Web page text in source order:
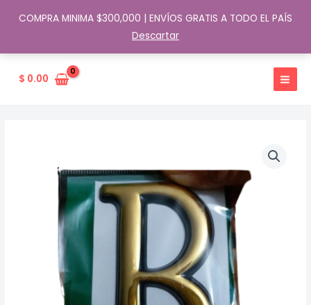
COMPRA MINIMA $300,000 | ENVÍOS GRATIS A TODO EL PAÍS
Descartar
$ 0.00